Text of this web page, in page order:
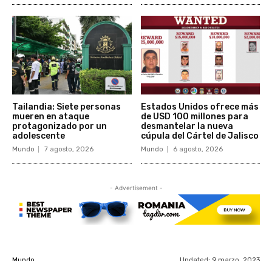
Tailandia: Siete personas
mueren en ataque
protagonizado por un
adolescente
Mundo 7 agosto, 2026
Estados Unidos ofrece más
de USD 100 millones para
desmantelar la nueva
cúpula del Cártel de Jalisco
Mundo 6 agosto, 2026
- Advertisement -